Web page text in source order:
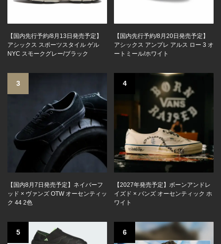
【国内先行予約/8月13日発売予定】
アシックス スポーツスタイル ゲル
NYC スモークグレー/ブラック
【国内先行予約/8月20日発売予定】
アシックス アンプレ アルス ロー 3 オ
ートミール/ホワイト
3
【国内8月7日発売予定】ネイバーフ
ッド × ヴァンズ OTW オーセンティッ
ク 44 2色
4
【2027年発売予定】ボーンアンドレ
イズド × バンズ オーセンティック ホ
ワイト
5 6